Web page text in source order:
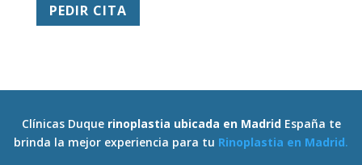
PEDIR CITA
Clínicas Duque rinoplastia ubicada en MadridEspaña te
brinda la mejor experiencia para tu Rinoplastia en Madrid.